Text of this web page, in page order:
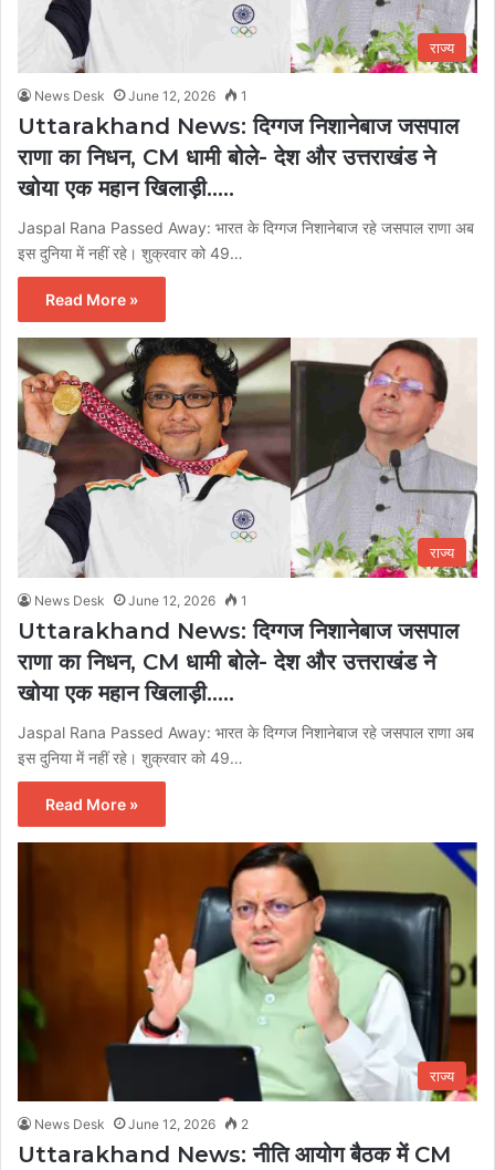
राज्य
News Desk June 12, 2026 1
Uttarakhand News: दिग्गज निशानेबाज जसपाल
राणा का निधन, CM धामी बोले- देश और उत्तराखंड ने
खोया एक महान खिलाड़ी…..
Jaspal Rana Passed Away: भारत के दिग्गज निशानेबाज रहे जसपाल राणा अब
इस दुनिया में नहीं रहे। शुक्रवार को 49…
Read More »
राज्य
News Desk June 12, 2026 1
Uttarakhand News: दिग्गज निशानेबाज जसपाल
राणा का निधन, CM धामी बोले- देश और उत्तराखंड ने
खोया एक महान खिलाड़ी…..
Jaspal Rana Passed Away: भारत के दिग्गज निशानेबाज रहे जसपाल राणा अब
इस दुनिया में नहीं रहे। शुक्रवार को 49…
Read More »
राज्य
News Desk June 12, 2026 2
Uttarakhand News: नीति आयोग बैठक में CM